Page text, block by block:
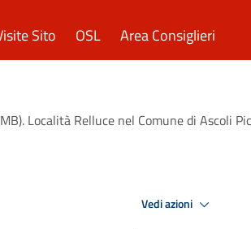
Sito OSL Area Consiglieri
Località Relluce nel Comune di Ascoli
Vedi azioni